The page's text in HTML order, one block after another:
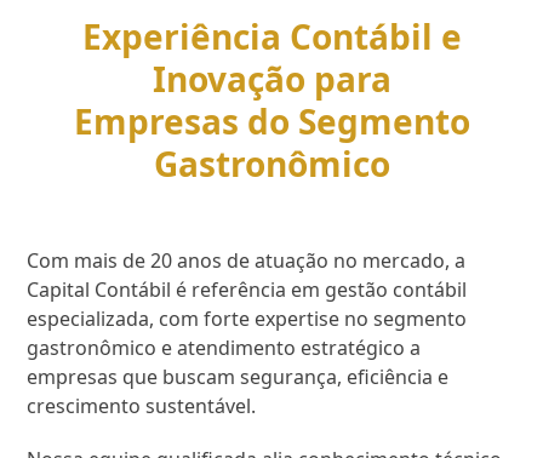
Experiência Contábil e
Inovação para
Empresas do Segmento
Gastronômico
Com mais de 20 anos de atuação no mercado, a
Capital Contábil é referência em gestão contábil
especializada, com forte expertise no segmento
gastronômico e atendimento estratégico a
empresas que buscam segurança, eficiência e
crescimento sustentável.